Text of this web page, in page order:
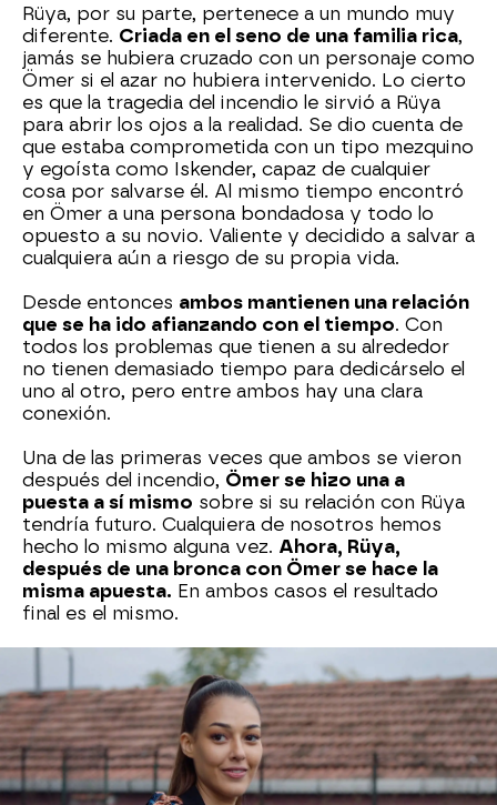
Rüya, por su parte, pertenece a un mundo muy
diferente. Criada en el seno de una familia rica,
jamás se hubiera cruzado con un personaje como
Ömer si el azar no hubiera intervenido. Lo cierto
es que la tragedia del incendio le sirvió a Rüya
para abrir los ojos a la realidad. Se dio cuenta de
que estaba comprometida con un tipo mezquino
y egoísta como Iskender, capaz de cualquier
cosa por salvarse él. Al mismo tiempo encontró
en Ömer a una persona bondadosa y todo lo
opuesto a su novio. Valiente y decidido a salvar a
cualquiera aún a riesgo de su propia vida.
Desde entonces ambos mantienen una relación
que se ha ido afianzando con el tiempo. Con
todos los problemas que tienen a su alrededor
no tienen demasiado tiempo para dedicárselo el
uno al otro, pero entre ambos hay una clara
conexión.
Una de las primeras veces que ambos se vieron
después del incendio, Ömer se hizo una a
puesta a sí mismo sobre si su relación con Rüya
tendría futuro. Cualquiera de nosotros hemos
hecho lo mismo alguna vez. Ahora, Rüya,
después de una bronca con Ömer se hace la
misma apuesta. En ambos casos el resultado
final es el mismo.
Nova » Series » En llamas » Mejores momentos